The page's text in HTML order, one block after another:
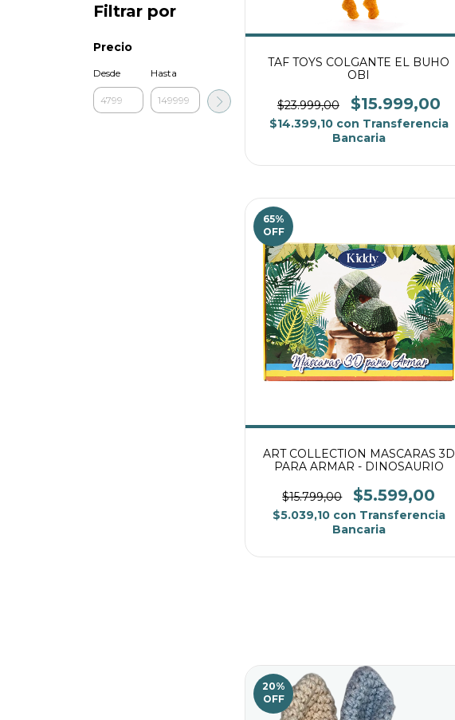
Filtrar por
Precio
Desde Hasta
TAF TOYS COLGANTE EL BUHO
OBI
$23.999,00 $15.999,00
$14.399,10 con Transferencia
Bancaria
65%
OFF
ART COLLECTION MASCARAS 3D
PARA ARMAR - DINOSAURIO
$15.799,00 $5.599,00
$5.039,10 con Transferencia
Bancaria
20%
OFF